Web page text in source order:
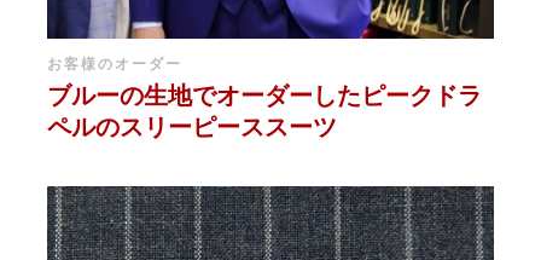
お客様のオーダー
ブルーの生地でオーダーしたピークドラ
ペルのスリーピーススーツ